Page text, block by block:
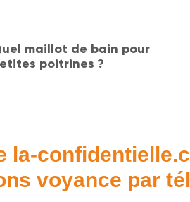
maillot de bain pour
poitrines ?
la-
voyance par